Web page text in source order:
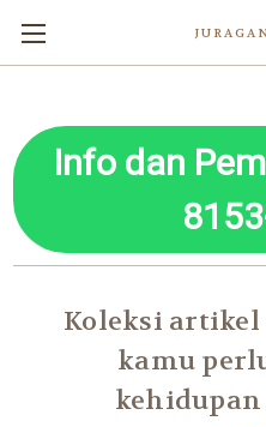
Info dan
Koleksi
kamu